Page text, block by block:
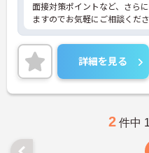
面接対策ポイントなど、さら
ますのでお気軽にご相談くださ
詳細を見る
2 件中